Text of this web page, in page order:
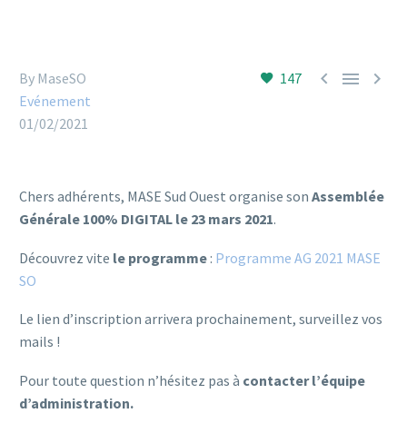
147   
By MaseSO
Evénement
01/02/2021
Chers adhérents, MASE Sud Ouest organise son Assemblée
Générale 100% DIGITAL le 23 mars 2021.
Découvrez vite le programme : Programme AG 2021 MASE
SO
Le lien d’inscription arrivera prochainement, surveillez vos
mails !
Pour toute question n’hésitez pas à contacter l’équipe
d’administration.